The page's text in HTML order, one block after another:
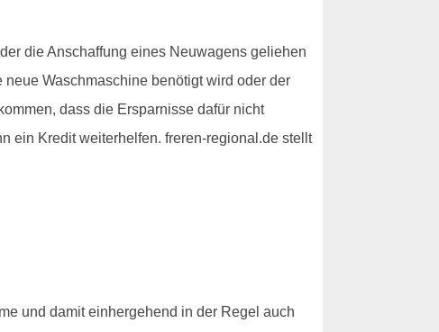
die Anschaffung eines Neuwagens geliehen
Waschmaschine benötigt wird oder der
dass die Ersparnisse dafür nicht
ein Kredit weiterhelfen. freren-regional.de stellt
und damit einhergehend in der Regel auch